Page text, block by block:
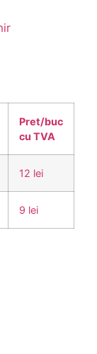
Pret/buc
cu TVA
12 lei
9 lei